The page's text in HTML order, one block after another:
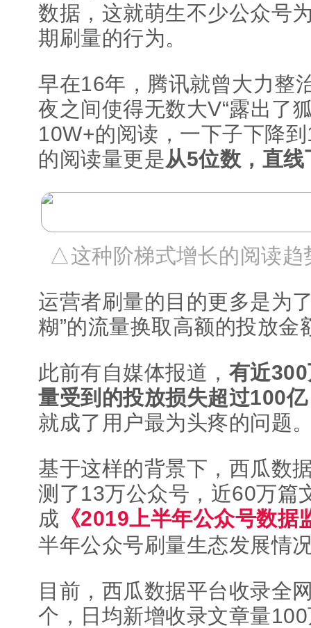
数据，这就萌生不少公众号
期刷量的行为。
早在16年，腾讯就曾大力整
夜之间使得无数大V“露出了
10W+的阅读，一下子下降
的阅读量更是从5位数，直
△这种阶梯式增长的阅读趋
运营者刷量的目的更多是为
糊”的流量换取高额的投放金
此前有自媒体报道， 有近
量受到的投放损失超过100亿
就成了用户最为头疼的问题
基于这样的背景下，西瓜数
测了13万公众号，近60万篇
成 《2019上半年公众号数据
半年公众号刷量生态发展情
目前，西瓜数据平台收录全
个，日均新增收录文章量